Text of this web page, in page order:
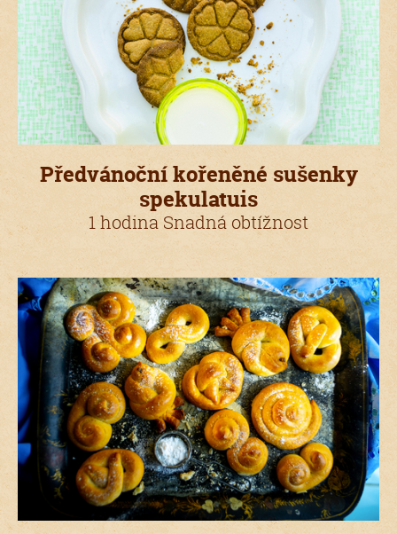
Předvánoční kořeněné sušenky
spekulatuis
1 hodina Snadná obtížnost